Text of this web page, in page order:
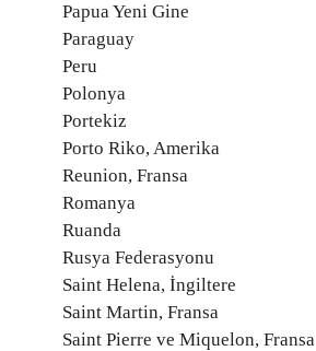
Papua Yeni Gine
Paraguay
Peru
Polonya
Portekiz
Porto Riko, Amerika
Reunion, Fransa
Romanya
Ruanda
Rusya Federasyonu
Saint Helena, İngiltere
Saint Martin, Fransa
Saint Pierre ve Miquelon, Fransa